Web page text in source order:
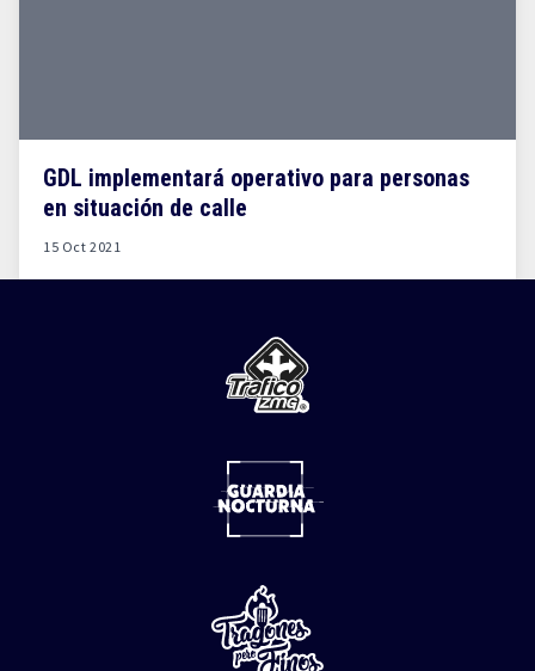
GDL implementará operativo para personas
en situación de calle
15 Oct 2021